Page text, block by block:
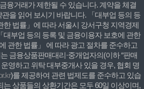
융거래가 제한될 수 있습니다. 계약을 체결
을 읽어 보시기 바랍니다. 「대부업 등의 등
한 법률」에 따라 서울시 강서구청 지역경제
대부업 등의 등록 및 금융이용자 보호에 관한
관한 법률」 에 따라 광고 절차를 준수하고
금융상품판매대리·중개업자의(이하 “판매
영하고 위탁 대부중개사 있을 경우, 협회 명
)를 제공하여 관련 법제도를 준수하고 있습
는 상품들의 상환기간은 모두 60일 이상이며,